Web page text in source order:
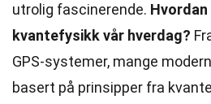
utrolig fascinerende.
kvantefysikk vår hverdag?
GPS-systemer, mange
basert på prinsipper fra